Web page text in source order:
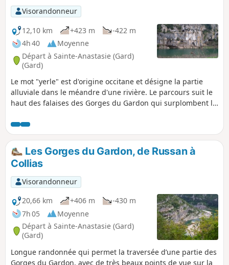
Visorandonneur
12,10 km
+423 m
-422 m
4h 40
Moyenne
Départ à Sainte-Anastasie (Gard)
(Gard)
Le mot "yerle" est d'origine occitane et désigne la partie
alluviale dans le méandre d'une rivière. Le parcours suit le
haut des falaises des Gorges du Gardon qui surplombent la
sont visibles dans les falaises, dont la Grotte de la Trône
(actuellement fermée pour la préserver) qui contient des
peintures vieilles de 37 milliers d'années. On descend
jusqu'au Gardon à deux reprises puis on fait un petit tour
sur la grande falaise de Russan.
Les Gorges du Gardon, de Russan à
Collias
Visorandonneur
20,66 km
+406 m
-430 m
7h 05
Moyenne
Départ à Sainte-Anastasie (Gard)
(Gard)
Longue randonnée qui permet la traversée d’une partie des
Gorges du Gardon, avec de très beaux points de vue sur la